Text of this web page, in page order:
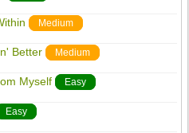
Medium
Better Medium
Myself Easy
Easy